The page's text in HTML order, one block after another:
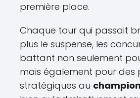
première place.
Chaque tour qui passait
plus le suspense, les
battant non seulement
mais également pour des
stratégiques au